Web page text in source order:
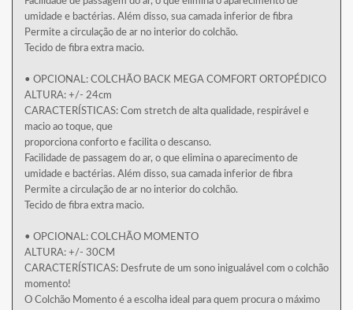
umidade e bactérias. Além disso, sua camada inferior de fibra
Permite a circulação de ar no interior do colchão.
Tecido de fibra extra macio.
• OPCIONAL: COLCHÃO BACK MEGA COMFORT ORTOPÉDICO
ALTURA: +/- 24cm
CARACTERÍSTICAS: Com stretch de alta qualidade, respirável e
macio ao toque, que
proporciona conforto e facilita o descanso.
Facilidade de passagem do ar, o que elimina o aparecimento de
umidade e bactérias. Além disso, sua camada inferior de fibra
Permite a circulação de ar no interior do colchão.
Tecido de fibra extra macio.
• OPCIONAL: COLCHÃO MOMENTO
ALTURA: +/- 30CM
CARACTERÍSTICAS: Desfrute de um sono inigualável com o colchão
momento!
O Colchão Momento é a escolha ideal para quem procura o máximo